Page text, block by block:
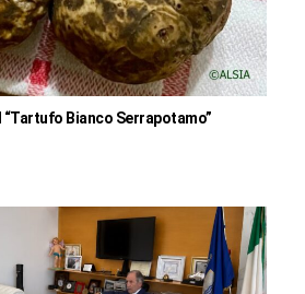
Bianco Serrapotamo”